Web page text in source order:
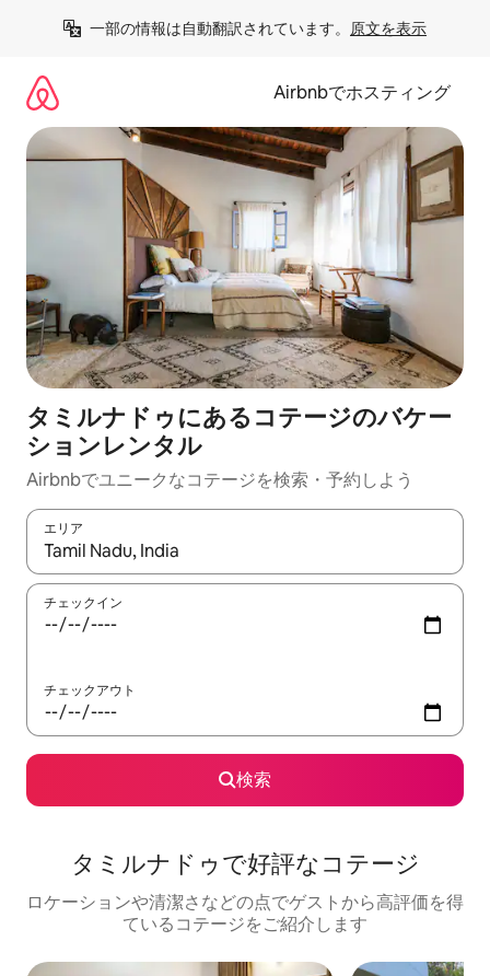
一部の情報は自動翻訳されています。 原文を表示
Airbnbでホスティング
タミルナドゥにあるコテージのバケー
ションレンタル
Airbnbでユニークなコテージを検索・予約しよう
エリア
検索結果が表示されたら、上下の矢印キーを使って移動するか
チェックイン
チェックアウト
検索
タミルナドゥで好評なコテージ
ロケーションや清潔さなどの点でゲストから高評価を得
ているコテージをご紹介します